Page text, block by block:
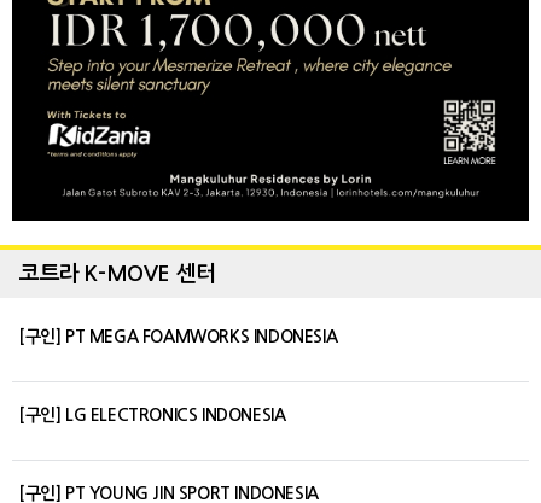
코트라 K-MOVE 센터
[구인] PT MEGA FOAMWORKS INDONESIA
[구인] LG ELECTRONICS INDONESIA
[구인] PT YOUNG JIN SPORT INDONESIA